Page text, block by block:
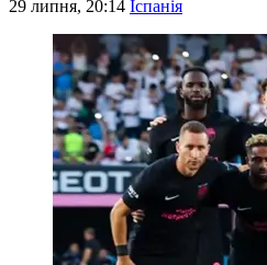
29 липня, 20:14 Іспанія